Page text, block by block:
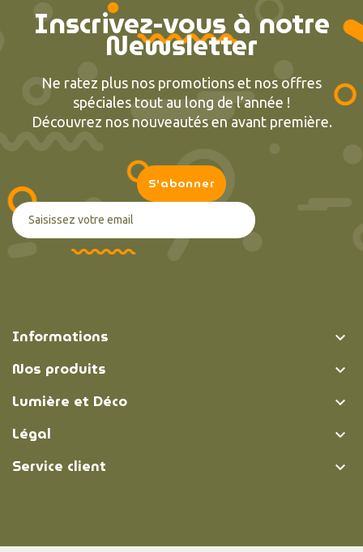
Inscrivez-vous à notre
Newsletter
Ne ratez plus nos promotions et nos offres
spéciales tout au long de l’année !
Découvrez nos nouveautés en avant première.
Informations 
Nos produits 
Lumière et Déco 
Légal 
Service client 